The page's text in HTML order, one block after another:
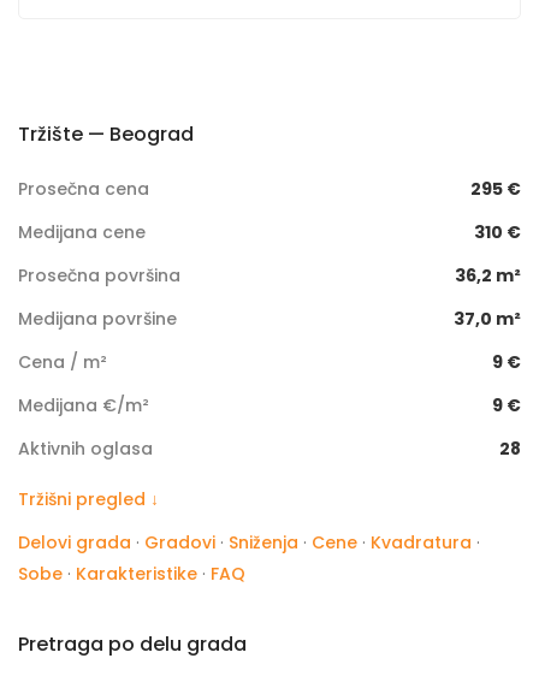
Tržište — Beograd
Prosečna cena
295 €
Medijana cene
310 €
Prosečna površina
36,2 m²
Medijana površine
37,0 m²
Cena / m²
9 €
Medijana €/m²
9 €
Aktivnih oglasa
28
Tržišni pregled ↓
Delovi grada · Gradovi · Sniženja · Cene · Kvadratura ·
Sobe · Karakteristike · FAQ
Pretraga po delu grada